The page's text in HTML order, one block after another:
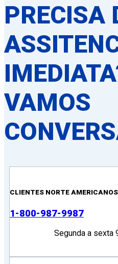
PRECISA
VAMOS
CLIENTES NORTE AMERICANOS
1-800-987-9987
Segunda a sexta